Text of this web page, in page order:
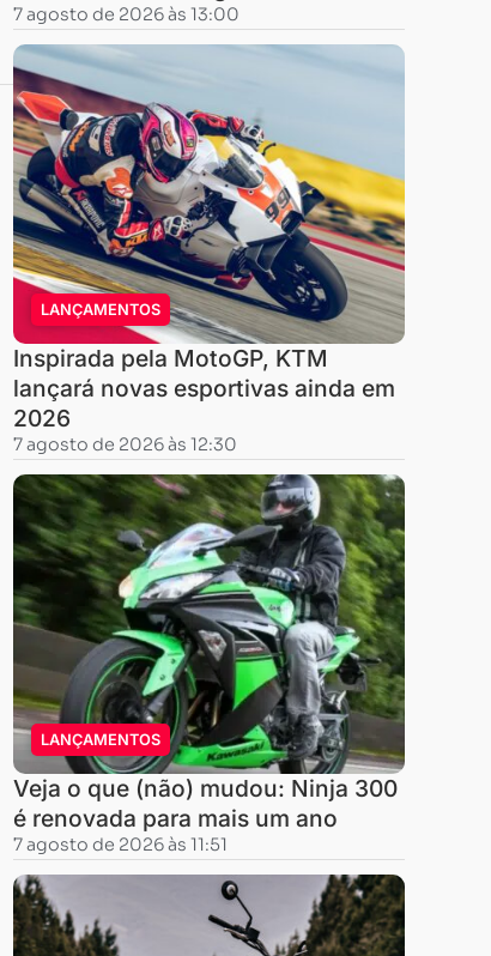
7 agosto de 2026 às 13:00
LANÇAMENTOS
Inspirada pela MotoGP, KTM
lançará novas esportivas ainda em
2026
7 agosto de 2026 às 12:30
LANÇAMENTOS
Veja o que (não) mudou: Ninja 300
é renovada para mais um ano
7 agosto de 2026 às 11:51